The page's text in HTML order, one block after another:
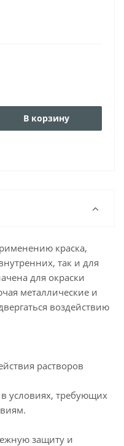
В корзину
краска,
так и для
для окраски
металлические и
воздействию
растворов
условиях, требующих
защиту и